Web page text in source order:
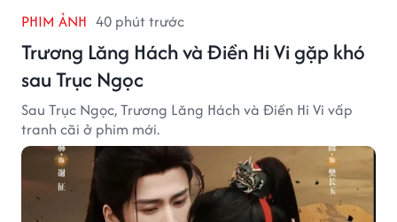
PHIM ẢNH 40 phút trước
Trương Lăng Hách và Điền Hi Vi gặp khó
sau Trục Ngọc
Sau Trục Ngọc, Trương Lăng Hách và Điền Hi Vi vấp
tranh cãi ở phim mới.